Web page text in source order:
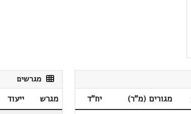
מגורים (מ"ר)
יח"ד
מגרשים
מגרש ייעוד